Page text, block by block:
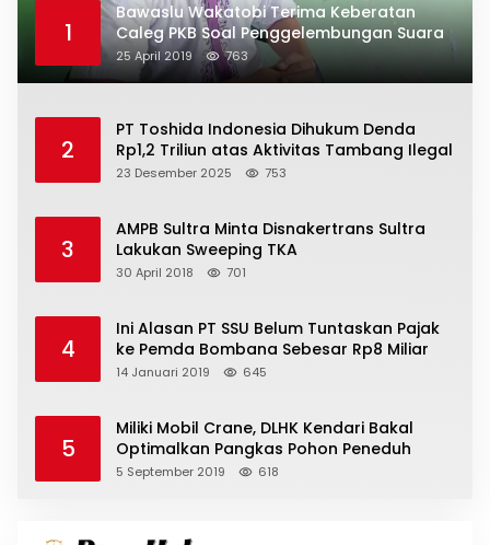
1
Bawaslu Wakatobi Terima Keberatan
Caleg PKB Soal Penggelembungan Suara
25 April 2019 763
2
PT Toshida Indonesia Dihukum Denda
Rp1,2 Triliun atas Aktivitas Tambang Ilegal
23 Desember 2025 753
3
AMPB Sultra Minta Disnakertrans Sultra
Lakukan Sweeping TKA
30 April 2018 701
4
Ini Alasan PT SSU Belum Tuntaskan Pajak
ke Pemda Bombana Sebesar Rp8 Miliar
14 Januari 2019 645
5
Miliki Mobil Crane, DLHK Kendari Bakal
Optimalkan Pangkas Pohon Peneduh
5 September 2019 618